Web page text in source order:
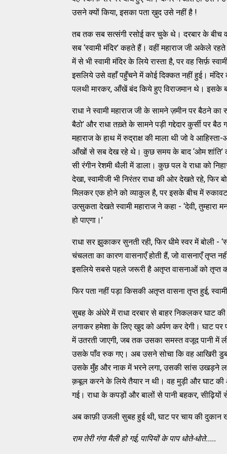
उसने क्यों किया, इसका पता ख़ुद उसे नहीं है !
तब तक सब सत्संगी रसोई कर चुके थे। दरबार के बीच
सब ‘स्वामी मंदिर’ कहते हैं। वहीं महाराज जी अकेले
में से भी स्वामी मंदिर के लिये रास्ता है, पर वह सिर्फ़
इसलिये उसे वहाँ पहुँचने में कोई दिक्कत नहीं हुई। मंदिर
पलथी मारकर, आँखें बंद किये हुए विराजमान थे। इसके
राधा ने स्वामी महाराज जी के सामने ज़मीन पर बैठने का
बैठो’ और राधा तख़्ते के सामने पड़ी गद्देदार कुर्सी पर
महाराज के हाथ में रुद्राक्ष की माला थी जो वे
आँखों से सब देख रहे थे। कुछ समय के बाद ‘ओम शांति’
सी रंगीन रेशमी थैली में डाला। कुछ पल वे राधा को
देखा, स्वामीजी भी निरंतर राधा की ओर देखते रहे, फिर
मिलकर एक होने को व्याकुल है, पर इसके बीच में
उत्सुकता देखते स्वामी महाराज ने कहा - ‘देवी,
हो पाएगा।’
राधा सर झुकाकर सुनती रही, फिर धीमे स्वर में बोली -
चंचलता का कारण वासनाएँ होती हैं, जो वासनाएँ तृप्त
इसलिये सबसे पहले जरूरी है अतृप्त वासनाओं को तृप्त
फिर पता नहीं पड़ा किसकी अतृप्त वासना तृप्त हुई,
सुबह के अंधेरे में राधा दरबार से बाहर निकलकर घाट
लगाकर हमेशा के लिए खुद को अर्पण कर देगी। घाट पर
में उतरती जाएगी, जब तक उसका समस्त वजूद पानी में
उसके पाँव रुक गए। अब उसने सोचा कि वह आखिरी
उसके मुँह और नाक में भरने लगा, उसकी सांस उखड़ने
क़बूल करने के लिये तैयार न थी। वह मुड़ी और घाट
गई। राधा के कपड़ों और बालों से पानी बहकर, सीढ़ियों
अब काफ़ी उजली सुबह हुई थी, घाट पर चाय की
राम तेरी गंगा मैली हो गई, पापियों के पाप धोते-धोते.....